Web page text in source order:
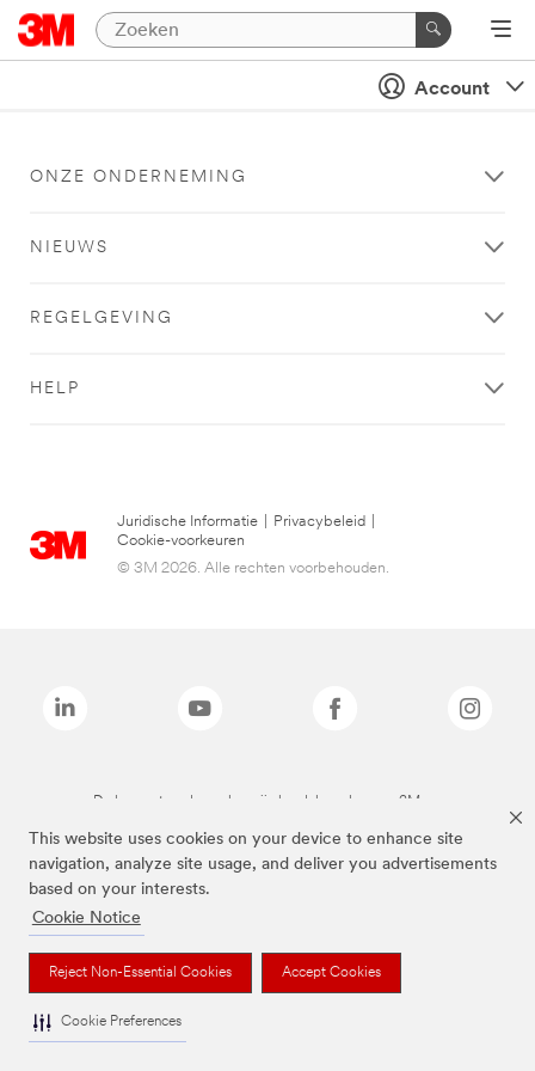
This website uses cookies on your device to enhance site
navigation, analyze site usage, and deliver you advertisements
based on your interests.
Cookie Notice
Reject Non-Essential Cookies Accept Cookies
Cookie Preferences
Account
ONZE ONDERNEMING
NIEUWS
REGELGEVING
HELP
Juridische Informatie Privacybeleid
Cookie-voorkeuren
© 3M 2026. Alle rechten voorbehouden.
De bovenstaande merken zijn handelsmerken van 3M.we